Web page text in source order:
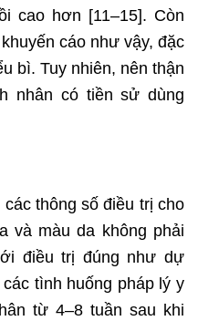
cao hơn [11–15]. Còn
cáo như vậy, đặc
bì. Tuy nhiên, nên thận
nhân có tiền sử dùng
thông số điều trị cho
và màu da không phải
điều trị đúng như dự
tình huống pháp lý y
từ 4–8 tuần sau khi